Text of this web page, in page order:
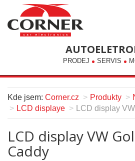
PRODEJ SERVIS
Kde jsem: Corner.cz Produkty
LCD displaye
LCD display
LCD display VW
Caddy